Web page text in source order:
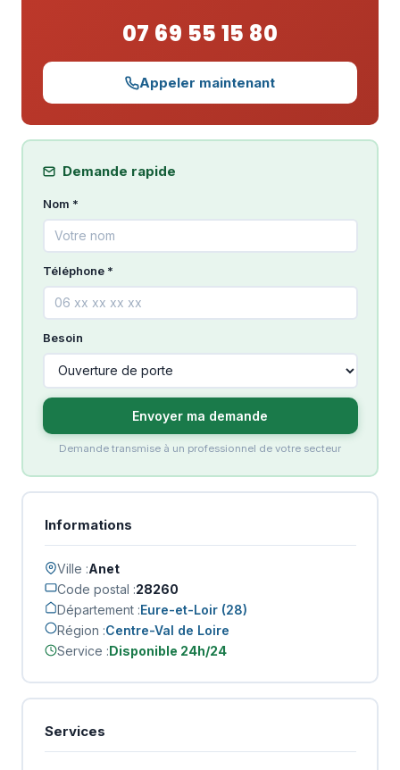
07 69 55 15 80
Appeler maintenant
Demande rapide
Nom *
Téléphone *
Besoin
Envoyer ma demande
Demande transmise à un professionnel de votre secteur
Informations
Ville :Anet
Code postal :28260
Département :Eure-et-Loir (28)
Région :Centre-Val de Loire
Service :Disponible 24h/24
Services